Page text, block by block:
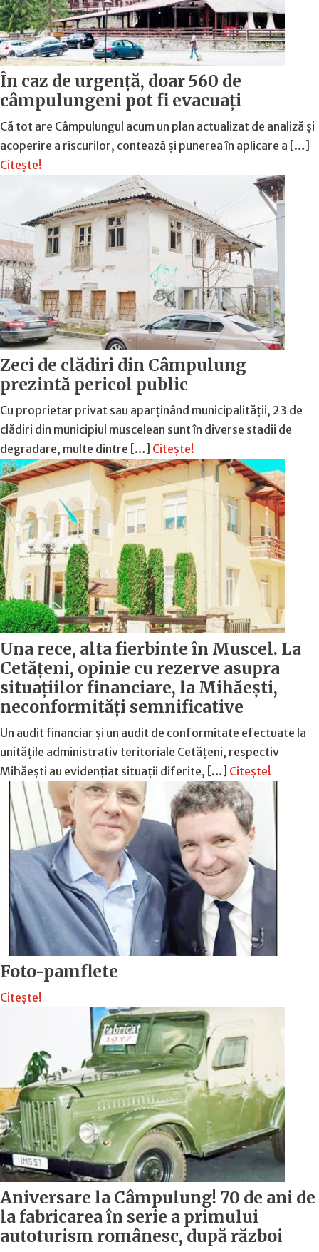
În caz de urgență, doar 560 de
câmpulungeni pot fi evacuați
Că tot are Câmpulungul acum un plan actualizat de analiză și
acoperire a riscurilor, contează și punerea în aplicare a […]
Citește!
Zeci de clădiri din Câmpulung
prezintă pericol public
Cu proprietar privat sau aparținând municipalității, 23 de
clădiri din municipiul muscelean sunt în diverse stadii de
degradare, multe dintre […] Citește!
Una rece, alta fierbinte în Muscel. La
Cetăţeni, opinie cu rezerve asupra
situaţiilor financiare, la Mihăeşti,
neconformităţi semnificative
Un audit financiar și un audit de conformitate efectuate la
unitățile administrativ teritoriale Cetățeni, respectiv
Mihăești au evidențiat situații diferite, […] Citește!
Foto-pamflete
Citește!
Aniversare la Câmpulung! 70 de ani de
la fabricarea în serie a primului
autoturism românesc, după război